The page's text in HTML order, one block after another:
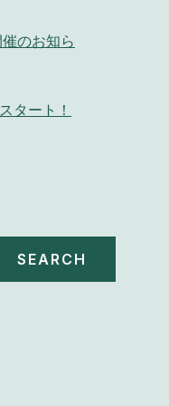
のお知ら
タート！
SEARCH